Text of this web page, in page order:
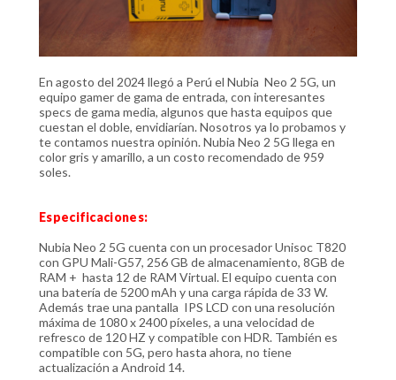
En agosto del 2024 llegó a Perú el Nubia Neo 2 5G, un
equipo gamer de gama de entrada, con interesantes
specs de gama media, algunos que hasta equipos que
cuestan el doble, envidiarían. Nosotros ya lo probamos y
te contamos nuestra opinión. Nubia Neo 2 5G llega en
color gris y amarillo, a un costo recomendado de 959
soles.
Especificaciones:
Nubia Neo 2 5G cuenta con un procesador Unisoc T820
con GPU Mali-G57, 256 GB de almacenamiento, 8GB de
RAM + hasta 12 de RAM Virtual. El equipo cuenta con
una batería de 5200 mAh y una carga rápida de 33 W.
Además trae una pantalla IPS LCD con una resolución
máxima de 1080 x 2400 píxeles, a una velocidad de
refresco de 120 HZ y compatible con HDR. También es
compatible con 5G, pero hasta ahora, no tiene
actualización a Android 14.